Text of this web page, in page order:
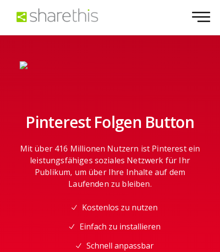
Pinterest Folgen Button
Mit über 416 Millionen Nutzern ist Pinterest ein
leistungsfähiges soziales Netzwerk für Ihr
Publikum, um über Ihre Inhalte auf dem
Laufenden zu bleiben.
Kostenlos zu nutzen
Einfach zu installieren
Schnell anpassbar